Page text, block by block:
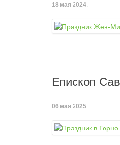
18 мая 2024.
Епископ
06 мая 2025.